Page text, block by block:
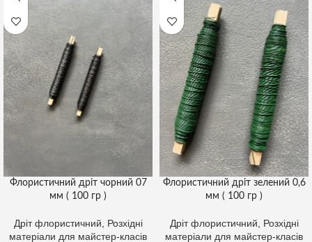
Флористичний дріт чорний 07
мм ( 100 гр )
Дріт флористичний
Розхідні
матеріали для майстер-класів
Флористичний дріт зелений 0,6
мм ( 100 гр )
Дріт флористичний
Розхідні
матеріали для майстер-класів